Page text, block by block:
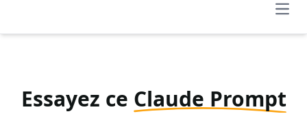
Essayez ce Claude Prompt